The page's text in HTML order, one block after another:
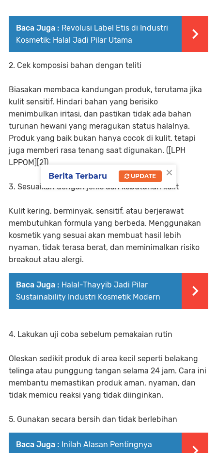
Baca Juga : Revolusi Label Etis di Industri
Kosmetik: Halal Jadi Pilar Utama
2. Cek komposisi bahan dengan teliti
Biasakan membaca kandungan produk, terutama jika
kulit sensitif. Hindari bahan yang berisiko
menimbulkan iritasi, dan pastikan tidak ada bahan
turunan hewani yang meragukan status halalnya.
Produk yang baik bukan hanya cocok di kulit, tetapi
juga memberi rasa tenang saat digunakan. ([LPH
LPPOM][2])
3. Sesuaikan dengan jenis dan kebutuhan kulit
Kulit kering, berminyak, sensitif, atau berjerawat
membutuhkan formula yang berbeda. Menggunakan
kosmetik yang sesuai akan membuat hasil lebih
nyaman, tidak terasa berat, dan meminimalkan risiko
breakout atau alergi.
Baca Juga : Halal-Thayyib Jadi Pilar
Sustainability Industri Kosmetik Modern
4. Lakukan uji coba sebelum pemakaian rutin
Oleskan sedikit produk di area kecil seperti belakang
telinga atau punggung tangan selama 24 jam. Cara ini
membantu memastikan produk aman, nyaman, dan
tidak memicu reaksi yang tidak diinginkan.
5. Gunakan secara bersih dan tidak berlebihan
Baca Juga : Inilah Alasan Pentingnya
×
Berita Terbaru UPDATE